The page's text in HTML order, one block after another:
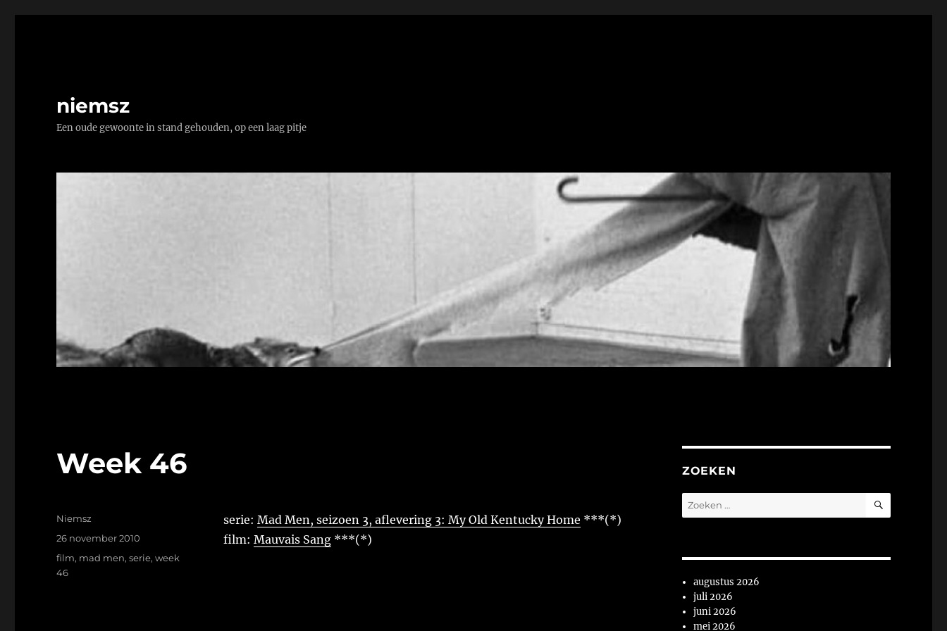
niemsz
Een oude gewoonte in stand gehouden, op een laag pitje
Week 46
serie: Mad Men, seizoen 3, aflevering 3: My Old Kentucky Home ***(*)
film: Mauvais Sang***(*)
Auteur
Niemsz
Geplaatst
op
26 november 2010
Tags
film, mad men,serie,week
46
ZOEKEN
Zoeken
naar:
ZOEKEN
augustus 2026
juli 2026
juni 2026
mei 2026